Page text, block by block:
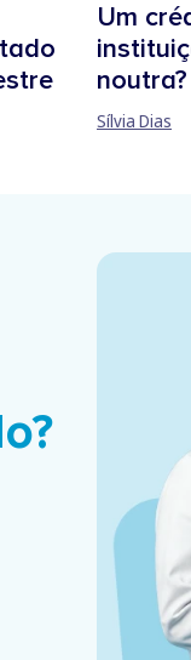
Um
noutra?
Sílvia Dias